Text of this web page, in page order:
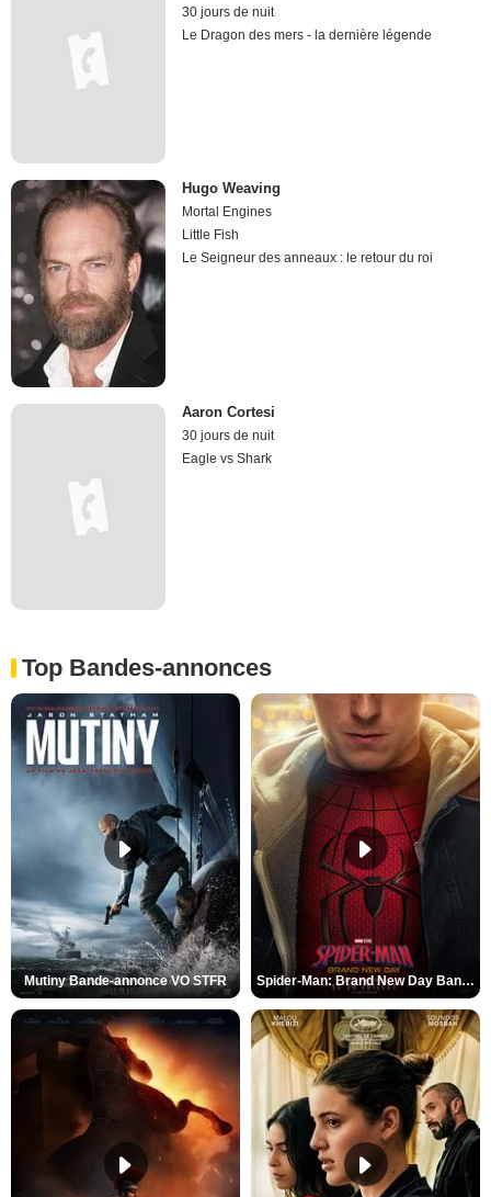
30 jours de nuit
Le Dragon des mers - la dernière légende
Hugo Weaving
Mortal Engines
Little Fish
Le Seigneur des anneaux : le retour du roi
Aaron Cortesi
30 jours de nuit
Eagle vs Shark
Top Bandes-annonces
Mutiny Bande-annonce VO STFR Spider-Man: Brand New Day Bande-annonce VO STFR